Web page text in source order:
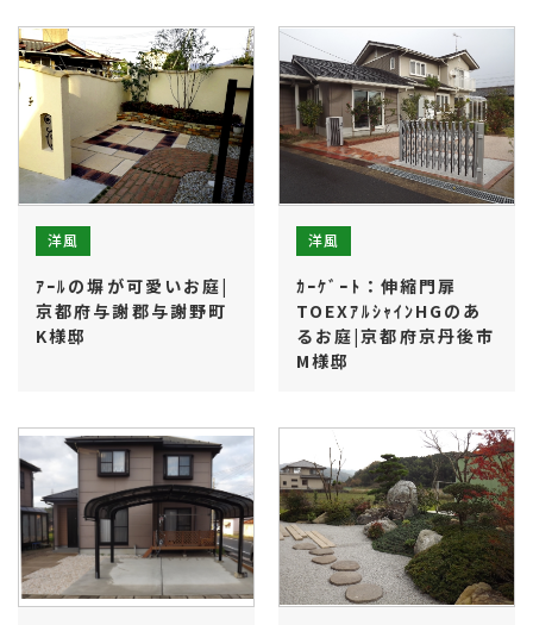
洋風
ｱｰﾙの塀が可愛いお庭|
京都府与謝郡与謝野町
K様邸
洋風
ｶｰｹﾞｰﾄ：伸縮門扉
TOEXｱﾙｼｬｲﾝHGのあ
るお庭|京都府京丹後市
M様邸